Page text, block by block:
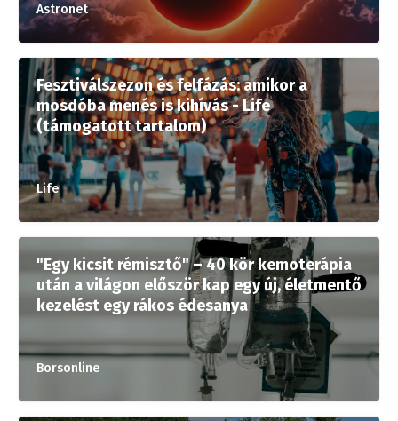
Astronet
Fesztiválszezon és felfázás: amikor a
mosdóba menés is kihívás - Life
(támogatott tartalom)
Life
"Egy kicsit rémisztő" – 40 kör kemoterápia
után a világon először kap egy új, életmentő
kezelést egy rákos édesanya
Borsonline